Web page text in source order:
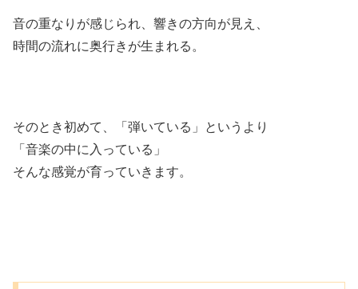
音の重なりが感じられ、響きの方向が見え、
時間の流れに奥行きが生まれる。
そのとき初めて、「弾いている」というより
「音楽の中に入っている」
そんな感覚が育っていきます。